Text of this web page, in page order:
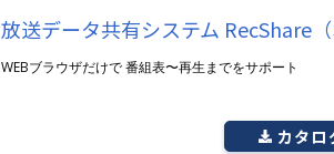
放送データ共有システム RecShare（
WEBブラウザだけで 番組表〜再生までをサポート
カタロ